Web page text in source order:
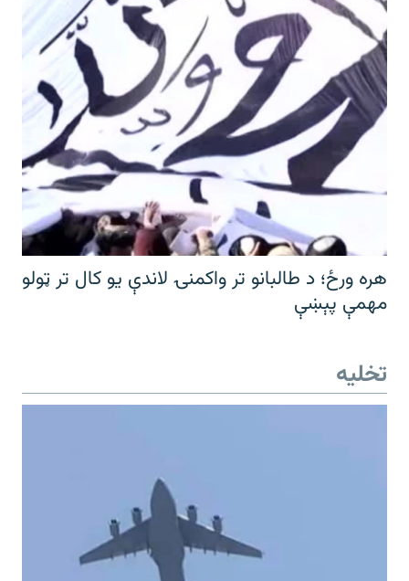
هره ورځ؛ د طالبانو تر واکمنۍ لاندې یو کال تر ټولو
مهمې پېښې
تخلیه